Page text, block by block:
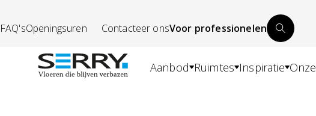
FAQ'sOpeningsuren Contacteer onsVoor professionelen
Aanbod Ruimtes Inspiratie